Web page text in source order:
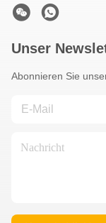
Unser
Abonnieren Sie